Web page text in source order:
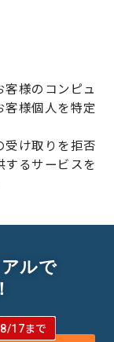
様のコンピュ
客様個人を特定
受け取りを拒否
するサービスを
ルで
8/17まで